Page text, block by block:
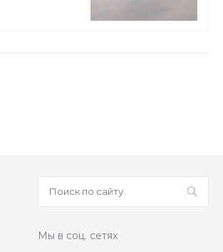
Мы в соц. сетях